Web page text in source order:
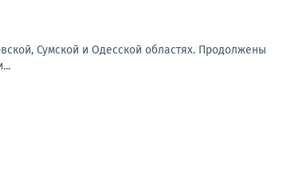
Сумской и Одесской областях. Продолжены